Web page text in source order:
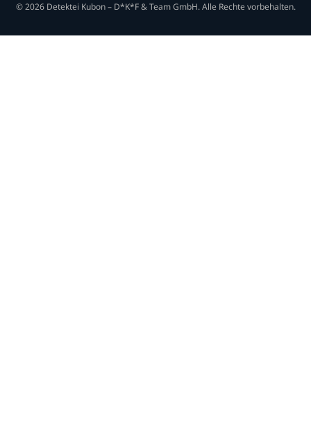
© 2026 Detektei Kubon – D*K*F & Team GmbH. Alle Rechte vorbehalten.